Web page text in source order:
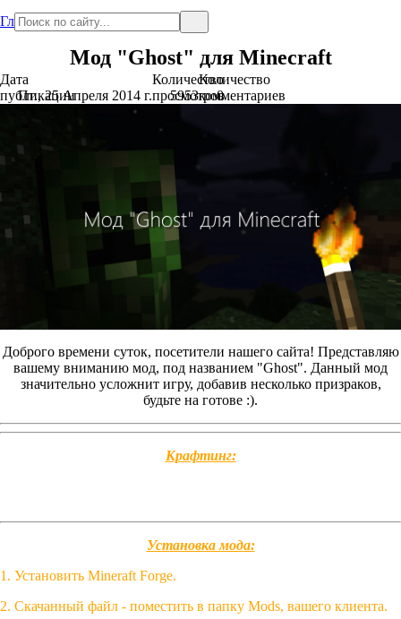
Главная
Мод "Ghost" для Minecraft
Дата
публикации
Пт., 25 Апреля 2014 г.
Количество
просмотров
5953
Количество
комментариев
0
Доброго времени суток, посетители нашего сайта! Представляю
вашему вниманию мод, под названием "Ghost". Данный мод
значительно усложнит игру, добавив несколько призраков,
будьте на готове :).
Крафтинг:
Установка мода:
1. Установить Mineraft Forge.
2. Скачанный файл - поместить в папку Mods, вашего клиента.